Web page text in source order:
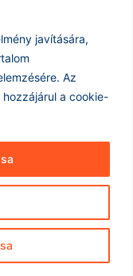
javítására,
Az
hozzájárul a cookie-
Ománnal, amely
a Hormuzi-
ÁSZF